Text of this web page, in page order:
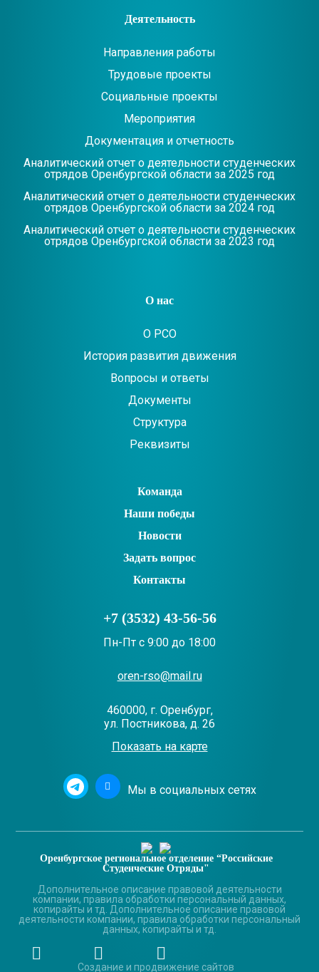
Деятельность
Направления работы
Трудовые проекты
Социальные проекты
Мероприятия
Документация и отчетность
Аналитический отчет о деятельности студенческих
отрядов Оренбургской области за 2025 год
Аналитический отчет о деятельности студенческих
отрядов Оренбургской области за 2024 год
Аналитический отчет о деятельности студенческих
отрядов Оренбургской области за 2023 год
О нас
О РСО
История развития движения
Вопросы и ответы
Документы
Структура
Реквизиты
Команда
Наши победы
Новости
Задать вопрос
Контакты
+7 (3532) 43-56-56
Пн-Пт с 9:00 до 18:00
oren-rso@mail.ru
460000, г. Оренбург,
ул. Постникова, д. 26
Показать на карте
Мы в социальных сетях
Оренбургское региональное отделение “Российские
Студенческие Отряды"
Дополнительное описание правовой деятельности
компании, правила обработки персональный данных,
копирайты и тд. Дополнительное описание правовой
деятельности компании, правила обработки персональный
данных, копирайты и тд.
Создание и продвижение сайтов